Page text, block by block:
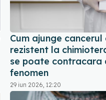
Cum ajunge
rezistent la
se poate contracara
fenomen
29 iun 2026, 12:20